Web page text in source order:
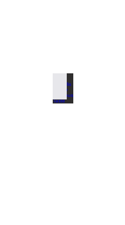
Propolis Honey Delicious Taste